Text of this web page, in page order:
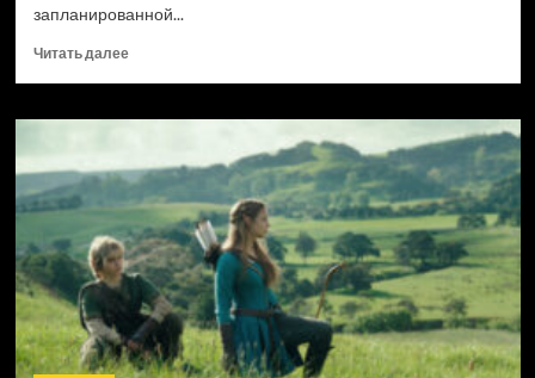
запланированной...
Читать далееПрочитать
Nintendo
провести
Nintendo
Direct
до большой
презентации
новой
консоли
Switch 2